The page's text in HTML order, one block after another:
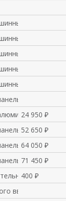
инт
инт
инт
инт
инт
оп
24 950 ₽
оп
52 650 ₽
оп
64 050 ₽
оп
71 450 ₽
ка
400 ₽
ввода